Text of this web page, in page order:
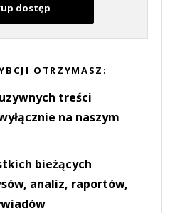
dostęp
OTRZYMASZ:
treści
na naszym
bieżących
analiz, raportów,